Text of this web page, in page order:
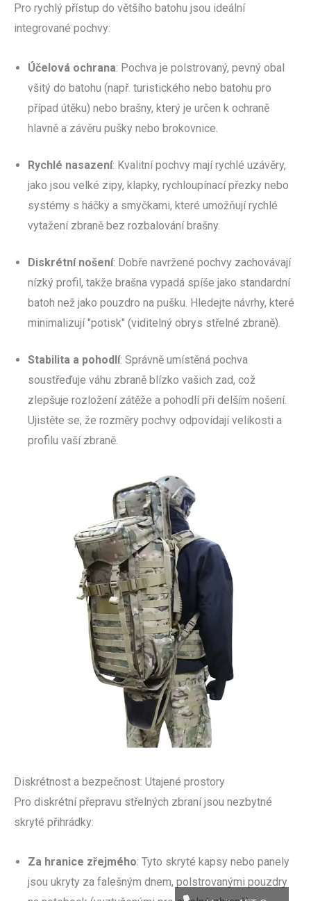
Pro rychlý přístup do většího batohu jsou ideální
integrované pochvy:
Účelová ochrana: Pochva je polstrovaný, pevný obal
všitý do batohu (např. turistického nebo batohu pro
případ útěku) nebo brašny, který je určen k ochraně
hlavně a závěru pušky nebo brokovnice.
Rychlé nasazení: Kvalitní pochvy mají rychlé uzávěry,
jako jsou velké zipy, klapky, rychloupínací přezky nebo
systémy s háčky a smyčkami, které umožňují rychlé
vytažení zbraně bez rozbalování brašny.
Diskrétní nošení: Dobře navržené pochvy zachovávají
nízký profil, takže brašna vypadá spíše jako standardní
batoh než jako pouzdro na pušku. Hledejte návrhy, které
minimalizují "potisk" (viditelný obrys střelné zbraně).
Stabilita a pohodlí: Správně umístěná pochva
soustřeďuje váhu zbraně blízko vašich zad, což
zlepšuje rozložení zátěže a pohodlí při delším nošení.
Ujistěte se, že rozměry pochvy odpovídají velikosti a
profilu vaší zbraně.
Diskrétnost a bezpečnost: Utajené prostory
Pro diskrétní přepravu střelných zbraní jsou nezbytné
skryté přihrádky:
Za hranice zřejmého: Tyto skryté kapsy nebo panely
jsou ukryty za falešným dnem, polstrovanými pouzdry